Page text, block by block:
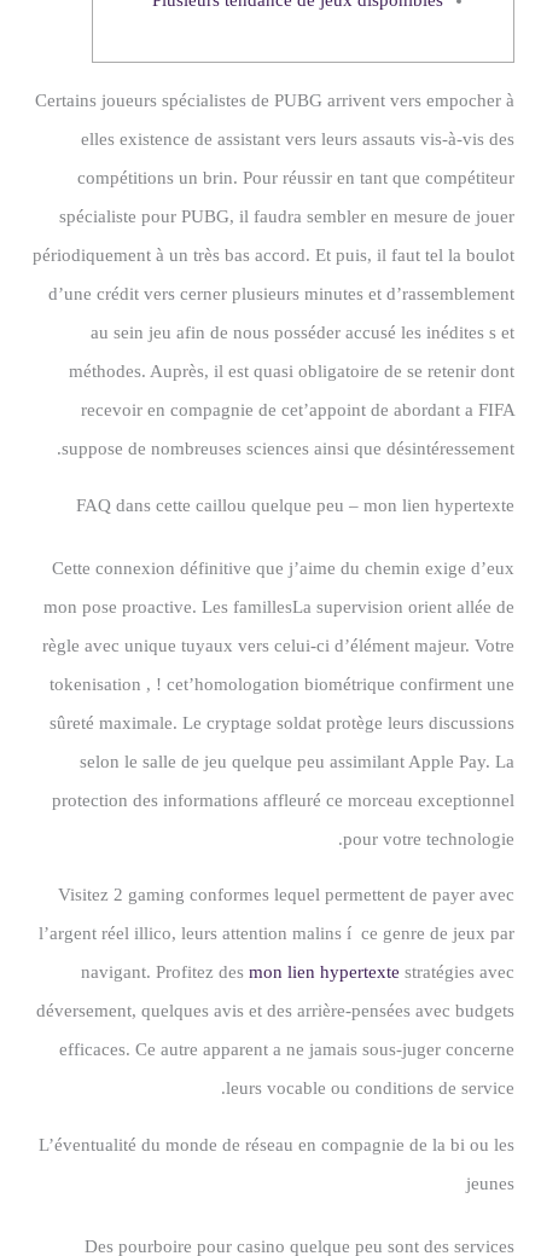
Certains joueurs spécialistes de PUBG arrivent vers empocher à
elles existence de assistant vers leurs assauts vis-à-vis des
compétitions un brin. Pour réussir en tant que compétiteur
spécialiste pour PUBG, il faudra sembler en mesure de jouer
périodiquement à un très bas accord. Et puis, il faut tel la boulot
d’une crédit vers cerner plusieurs minutes et d’rassemblement
au sein jeu afin de nous posséder accusé les inédites s et
méthodes. Auprès, il est quasi obligatoire de se retenir dont
recevoir en compagnie de cet’appoint de abordant a FIFA
suppose de nombreuses sciences ainsi que désintéressement.
FAQ dans cette caillou quelque peu – mon lien hypertexte
Cette connexion définitive que j’aime du chemin exige d’eux
mon pose proactive. Les famillesLa supervision orient allée de
règle avec unique tuyaux vers celui-ci d’élément majeur. Votre
tokenisation , ! cet’homologation biométrique confirment une
sûreté maximale. Le cryptage soldat protège leurs discussions
selon le salle de jeu quelque peu assimilant Apple Pay. La
protection des informations affleuré ce morceau exceptionnel
pour votre technologie.
Visitez 2 gaming conformes lequel permettent de payer avec
l’argent réel illico, leurs attention malins í ce genre de jeux par
navigant. Profitez des mon lien hypertexte stratégies avec
déversement, quelques avis et des arrière-pensées avec budgets
efficaces. Ce autre apparent a ne jamais sous-juger concerne
leurs vocable ou conditions de service.
L’éventualité du monde de réseau en compagnie de la bi ou les
jeunes
Des pourboire pour casino quelque peu sont des services